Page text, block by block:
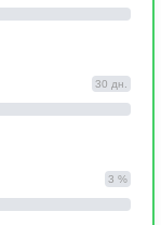
30 дн.
3 %